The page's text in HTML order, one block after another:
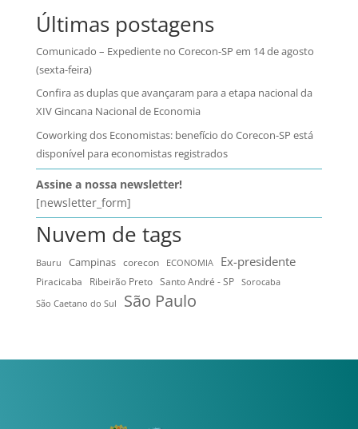
Últimas postagens
Comunicado – Expediente no Corecon-SP em 14 de agosto
(sexta-feira)
Confira as duplas que avançaram para a etapa nacional da
XIV Gincana Nacional de Economia
Coworking dos Economistas: benefício do Corecon-SP está
disponível para economistas registrados
Assine a nossa newsletter!
[newsletter_form]
Nuvem de tags
Bauru Campinas corecon ECONOMIA Ex-presidente
Piracicaba Ribeirão Preto Santo André - SP
Sorocaba
São Caetano do Sul
São Paulo